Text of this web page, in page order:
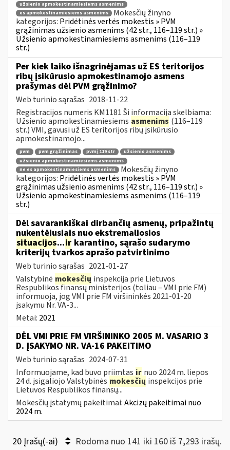
užsienio apmokestinamiesiems asmenims
es apmokestinamiesiems asmenims
Mokesčių žinyno
kategorijos: Pridėtinės vertės mokestis » PVM
grąžinimas užsienio asmenims (42 str., 116–119 str.) »
Užsienio apmokestinamiesiems asmenims (116–119
str.)
Per kiek laiko išnagrinėjamas už ES teritorijos
ribų įsikūrusio apmokestinamojo asmens
prašymas dėl PVM grąžinimo?
Web turinio sąrašas 2018-11-22
Registracijos numeris KM1181 Ši informacija skelbiama:
Užsienio apmokestinamiesiems asmenims (116–119
str.) VMI, gavusi už ES teritorijos ribų įsikūrusio
apmokestinamojo...
pvm pvm grąžinimas pvmį 119 str
užsienio asmenims
užsienio apmokestinamiesiems asmenims
ne es apmokestinamiesiems asmenims
Mokesčių žinyno
kategorijos: Pridėtinės vertės mokestis » PVM
grąžinimas užsienio asmenims (42 str., 116–119 str.) »
Užsienio apmokestinamiesiems asmenims (116–119
str.)
Dėl savarankiškai dirbančių asmenų, pripažintų
nukentėjusiais nuo ekstremaliosios
situacijos...ir karantino, sąrašo sudarymo
kriterijų tvarkos aprašo patvirtinimo
Web turinio sąrašas 2021-01-27
Valstybinė mokesčių inspekcija prie Lietuvos
Respublikos finansų ministerijos (toliau – VMI prie FM)
informuoja, jog VMI prie FM viršininkės 2021-01-20
įsakymu Nr. VA-3...
Metai: 2021
DĖL VMI PRIE FM VIRŠININKO 2005 M. VASARIO 3
D. ĮSAKYMO NR. VA-16 PAKEITIMO
Web turinio sąrašas 2024-07-31
Informuojame, kad buvo priimtas ir nuo 2024 m. liepos
24 d. įsigaliojo Valstybinės mokesčių inspekcijos prie
Lietuvos Respublikos finansų...
Mokesčių įstatymų pakeitimai:Akcizų pakeitimai nuo
2024 m.
20 Įrašų(-ai) Rodoma nuo 141 iki 160 iš 7,293 irašų.